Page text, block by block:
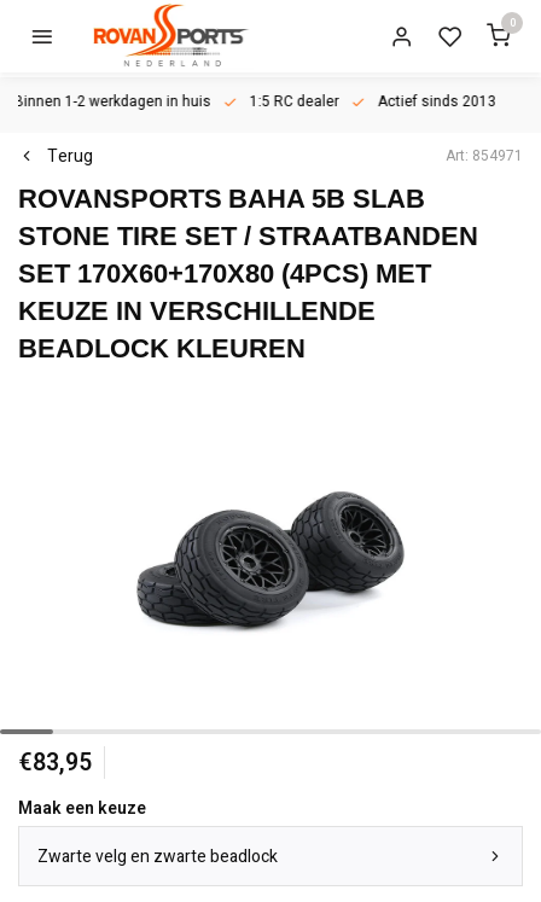
0
Binnen 1-2 werkdagen in huis 1:5 RC dealer Actief sinds 2013
Terug Art: 854971
ROVANSPORTS BAHA 5B SLAB
STONE TIRE SET / STRAATBANDEN
SET 170X60+170X80 (4PCS) MET
KEUZE IN VERSCHILLENDE
BEADLOCK KLEUREN
€83,95
Maak een keuze
Zwarte velg en zwarte beadlock